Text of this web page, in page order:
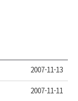
2007-11-13
2007-11-11